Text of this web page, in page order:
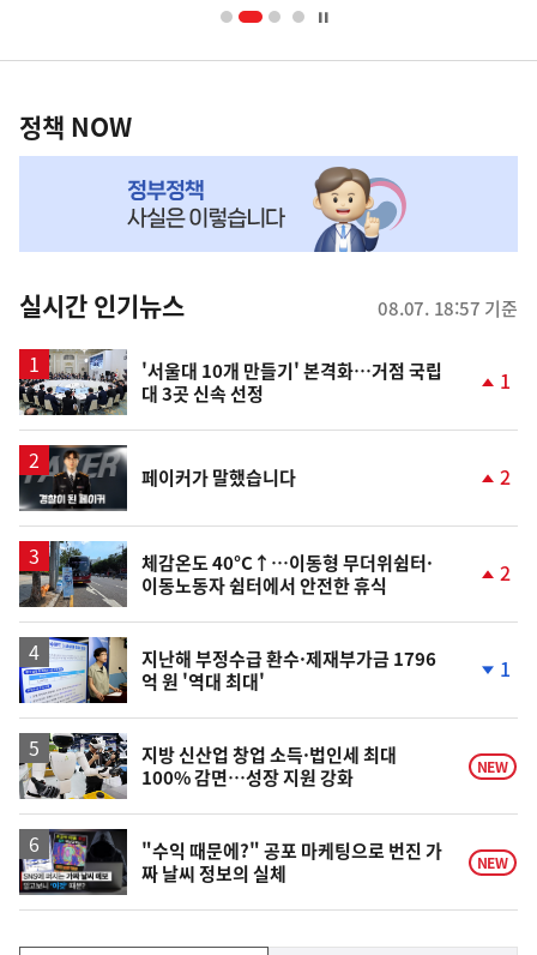
영
책
NOW,
뉴
스
정책 NOW
실시간 인기뉴스 08.07. 18:57 기준
'서울대 10개 만들기' 본격화…거점 국립
대 3곳 신속 선정
1
영
상
페이커가 말했습니다 2
체감온도 40°C↑…이동형 무더위쉼터·
이동노동자 쉼터에서 안전한 휴식
2
지난해 부정수급 환수·제재부가금 1796
억 원 '역대 최대'
락
1
지방 신산업 창업 소득·법인세 최대
100% 감면…성장 지원 강화
NEW
영
상
"수익 때문에?" 공포 마케팅으로 번진 가
짜 날씨 정보의 실체
NEW